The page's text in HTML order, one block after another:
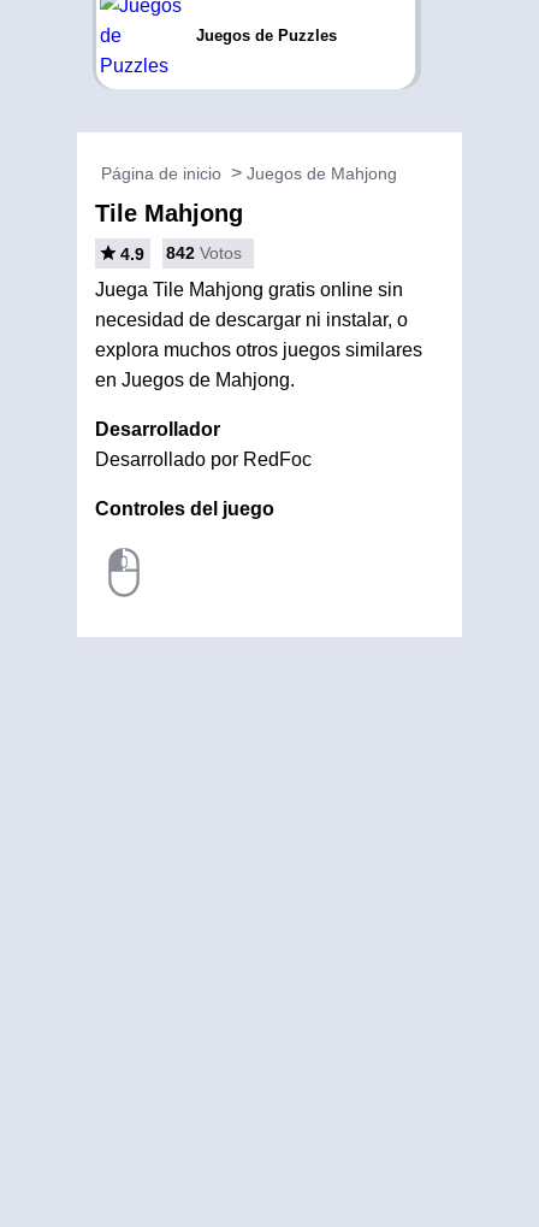
Juegos de Puzzles
Página de inicio Juegos de Mahjong
Tile Mahjong
4.9 842 Votos
Juega Tile Mahjong gratis online sin
necesidad de descargar ni instalar, o
explora muchos otros juegos similares
en Juegos de Mahjong.
Desarrollador
Desarrollado por RedFoc
Controles del juego